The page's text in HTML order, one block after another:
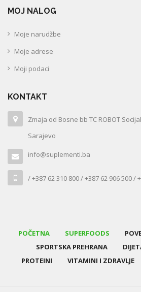
MOJ NALOG
Moje narudžbe
Moje adrese
Moji podaci
KONTAKT
Zmaja od Bosne bb TC ROBOT
Sarajevo
info@suplementi.ba
/ +387 62 310 800 / +387 62 906 500 /
POČETNA SUPERFOODS
SPORTSKA PREHRANA
PROTEINI
VITAMINI I ZDRAVLJE